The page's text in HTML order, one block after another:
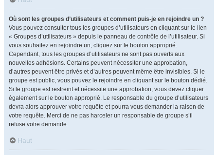
Où sont les groupes d’utilisateurs et comment puis-je en rejoindre un ?
Vous pouvez consulter tous les groupes d’utilisateurs en cliquant sur le lien
« Groupes d’utilisateurs » depuis le panneau de contrôle de l’utilisateur. Si
vous souhaitez en rejoindre un, cliquez sur le bouton approprié.
Cependant, tous les groupes d’utilisateurs ne sont pas ouverts aux
nouvelles adhésions. Certains peuvent nécessiter une approbation,
d’autres peuvent être privés et d’autres peuvent même être invisibles. Si le
groupe est public, vous pouvez le rejoindre en cliquant sur le bouton dédié.
Si le groupe est restreint et nécessite une approbation, vous devez cliquer
également sur le bouton approprié. Le responsable du groupe d’utilisateurs
devra alors approuver votre requête et pourra vous demander la raison de
votre requête. Merci de ne pas harceler un responsable de groupe s’il
refuse votre demande.
Haut